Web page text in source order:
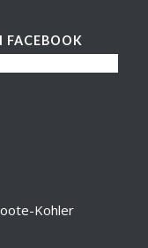
FACEBOOK
Kohler